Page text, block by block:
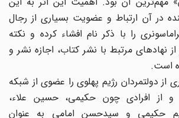
در آن ارتباط و عضویت بسیاری از رجال
را با ذکر نام افشاء کرده و نکته
نهادهای مرتبط با نشر کتاب، اجازه نشر و
است.
از دولتمردان رژیم پهلوی را عضوی از شبکه
و از افرادی چون حکیمی، حسین علاء،
حکیمی و سیدحسن امامی به عنوان